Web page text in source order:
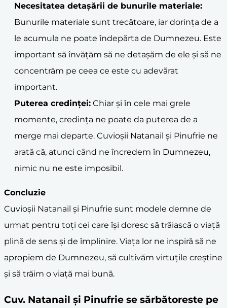
Necesitatea detașării de bunurile materiale:
Bunurile materiale sunt trecătoare, iar dorința de a
le acumula ne poate îndepărta de Dumnezeu. Este
important să învățăm să ne detașăm de ele și să ne
concentrăm pe ceea ce este cu adevărat
important.
Puterea credinței: Chiar și în cele mai grele
momente, credința ne poate da puterea de a
merge mai departe. Cuvioșii Natanail și Pinufrie ne
arată că, atunci când ne încredem în Dumnezeu,
nimic nu ne este imposibil.
Concluzie
Cuvioșii Natanail și Pinufrie sunt modele demne de
urmat pentru toți cei care își doresc să trăiască o viață
plină de sens și de împlinire. Viața lor ne inspiră să ne
apropiem de Dumnezeu, să cultivăm virtuțile creștine
și să trăim o viață mai bună.
Cuv. Natanail şi Pinufrie se sărbătoreste pe